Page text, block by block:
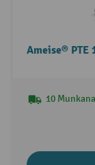
Ameise® PTE
10